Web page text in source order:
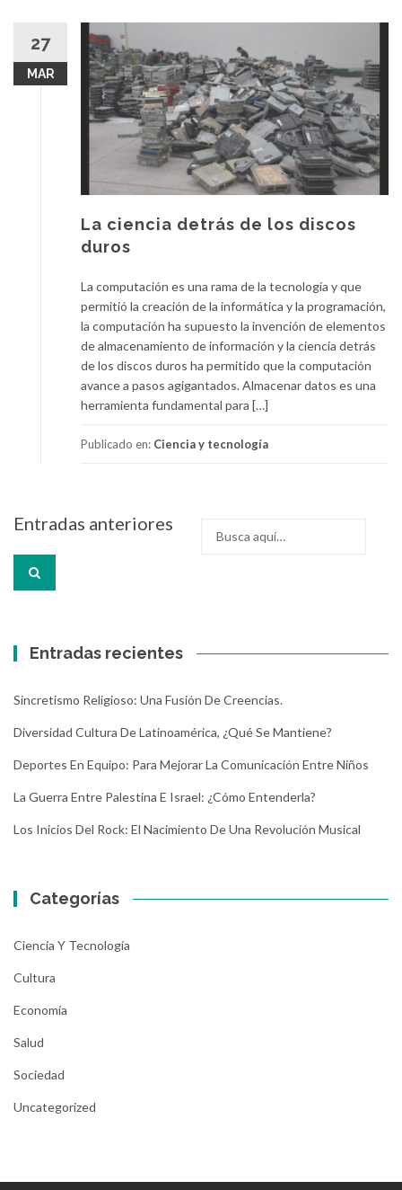
27
MAR
La ciencia detrás de los discos
duros
La computación es una rama de la tecnología y que
permitió la creación de la informática y la programación,
la computación ha supuesto la invención de elementos
de almacenamiento de información y la ciencia detrás
de los discos duros ha permitido que la computación
avance a pasos agigantados. Almacenar datos es una
herramienta fundamental para […]
Publicado en: Ciencia y tecnología
Navegación
entradas
Entradas anteriores
Entradas recientes
Sincretismo Religioso: Una Fusión De Creencias.
Diversidad Cultura De Latinoamérica, ¿Qué Se Mantiene?
Deportes En Equipo: Para Mejorar La Comunicación Entre Niños
La Guerra Entre Palestina E Israel: ¿Cómo Entenderla?
Los Inicios Del Rock: El Nacimiento De Una Revolución Musical
Categorías
Ciencia Y Tecnología
Cultura
Economía
Salud
Sociedad
Uncategorized